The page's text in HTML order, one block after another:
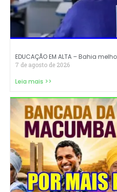
EDUCAÇÃO EM ALTA – Bahia
7 de agosto de 2026
Leia mais >>